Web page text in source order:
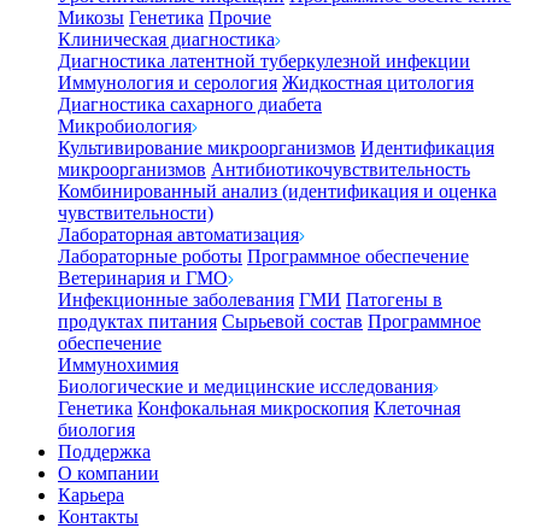
Микозы Генетика Прочие
Клиническая диагностика
Диагностика латентной туберкулезной инфекции
Иммунология и серология Жидкостная цитология
Диагностика сахарного диабета
Микробиология
Культивирование микроорганизмов Идентификация
микроорганизмов Антибиотикочувствительность
Комбинированный анализ (идентификация и оценка
чувствительности)
Лабораторная автоматизация
Лабораторные роботы Программное обеспечение
Ветеринария и ГМО
Инфекционные заболевания ГМИ Патогены в
продуктах питания Сырьевой состав Программное
обеспечение
Иммунохимия
Биологические и медицинские исследования
Генетика Конфокальная микроскопия Клеточная
биология
Поддержка
О компании
Карьера
Контакты